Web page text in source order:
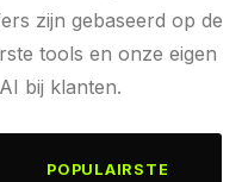
zijn gebaseerd op de
tools en onze eigen
bij klanten.
POPULAIRSTE